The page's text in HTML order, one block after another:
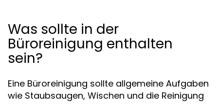
Was sollte in der
Büroreinigung enthalten
sein?
Eine Büroreinigung sollte allgemeine Aufgaben
wie Staubsaugen, Wischen und die Reinigung